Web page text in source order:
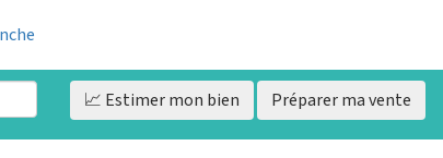
📈 Estimermon bien Préparer ma vente